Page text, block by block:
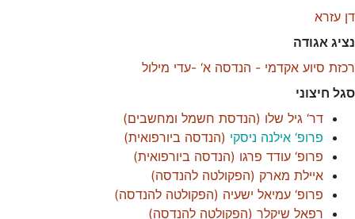
דן עזרא
נציג אגודה
רכזת סיוע אקדמי - הנדסה א‘ -עדי מילול
סגל חיצוני
דר‘ גיל שלו (הנדסת חשמל ומחשבים)
פרופ‘ אילנה ניסקי (הנדסה ביורפואית)
פרופ‘ עודד פרגו (הנדסה ביורפואית)
איילת מארק (הפקולטה להנדסה)
פרופ‘ עמיאל ישעיה (הפקולטה להנדסה)
רפאל שיקלר (הפקולטה להנדסה)